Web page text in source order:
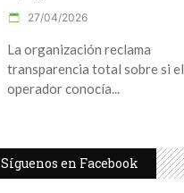
27/04/2026
La organización reclama
transparencia total sobre si el
operador conocía
Síguenos en Facebook